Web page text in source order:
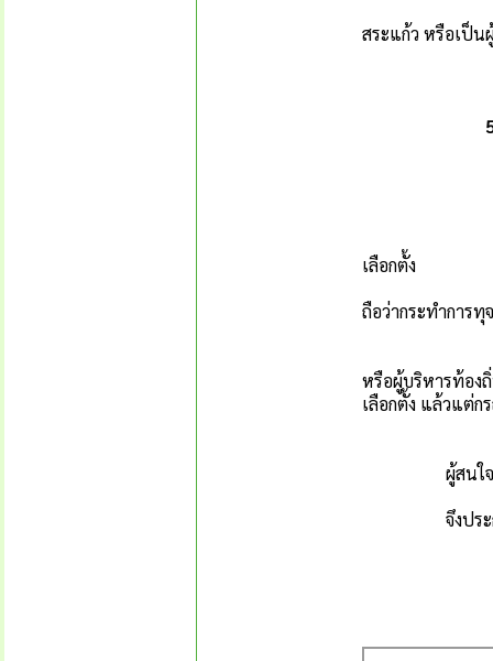
สระแก้ว หรือเป็น
เลือกตั้ง
ถือว่ากระทำการ
หรือผู้บริหารท้อง
เลือกตั้ง แล้วแต่ก
ผู้สนใจขอทรา
จึงประกาศ